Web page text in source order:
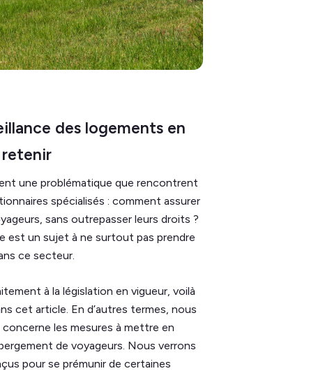
des logements en
retenir
une problématique que rencontrent
spécialisés : comment assurer
sans outrepasser leurs droits ?
est un sujet à ne surtout pas prendre
ce secteur.
à la législation en vigueur, voilà
cet article. En d’autres termes, nous
les mesures à mettre en
de voyageurs. Nous verrons
pour se prémunir de certaines